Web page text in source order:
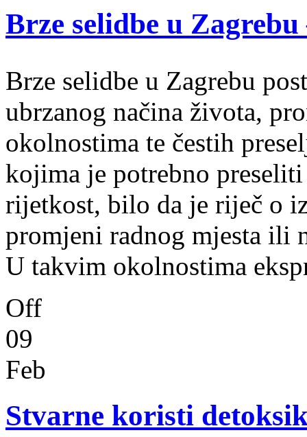
Brze selidbe u
Brze selidbe u Zagrebu
ubrzanog načina života,
okolnostima te čestih
kojima je potrebno
rijetkost, bilo da je riječ o
promjeni radnog mjesta ili
U takvim okolnostima
Off
09
Feb
Stvarne koristi